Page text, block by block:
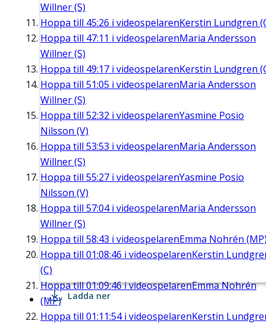
Willner (S)
Hoppa till 45:26 i videospelarenKerstin Lundgren
Hoppa till 47:11 i videospelarenMaria Andersson
Willner (S)
Hoppa till 49:17 i videospelarenKerstin Lundgren
Hoppa till 51:05 i videospelarenMaria Andersson
Willner (S)
Hoppa till 52:32 i videospelarenYasmine Posio
Nilsson (V)
Hoppa till 53:53 i videospelarenMaria Andersson
Willner (S)
Hoppa till 55:27 i videospelarenYasmine Posio
Nilsson (V)
Hoppa till 57:04i videospelarenMaria Andersson
Willner (S)
Hoppa till 58:43 i videospelarenEmma Nohrén
Hoppa till 01:08:46 i videospelarenKerstin
(C)
Hoppa till01:09:46i videospelarenEmma Nohrén
(MP)
Hoppa till 01:11:54i videospelarenKerstin
Ladda ner